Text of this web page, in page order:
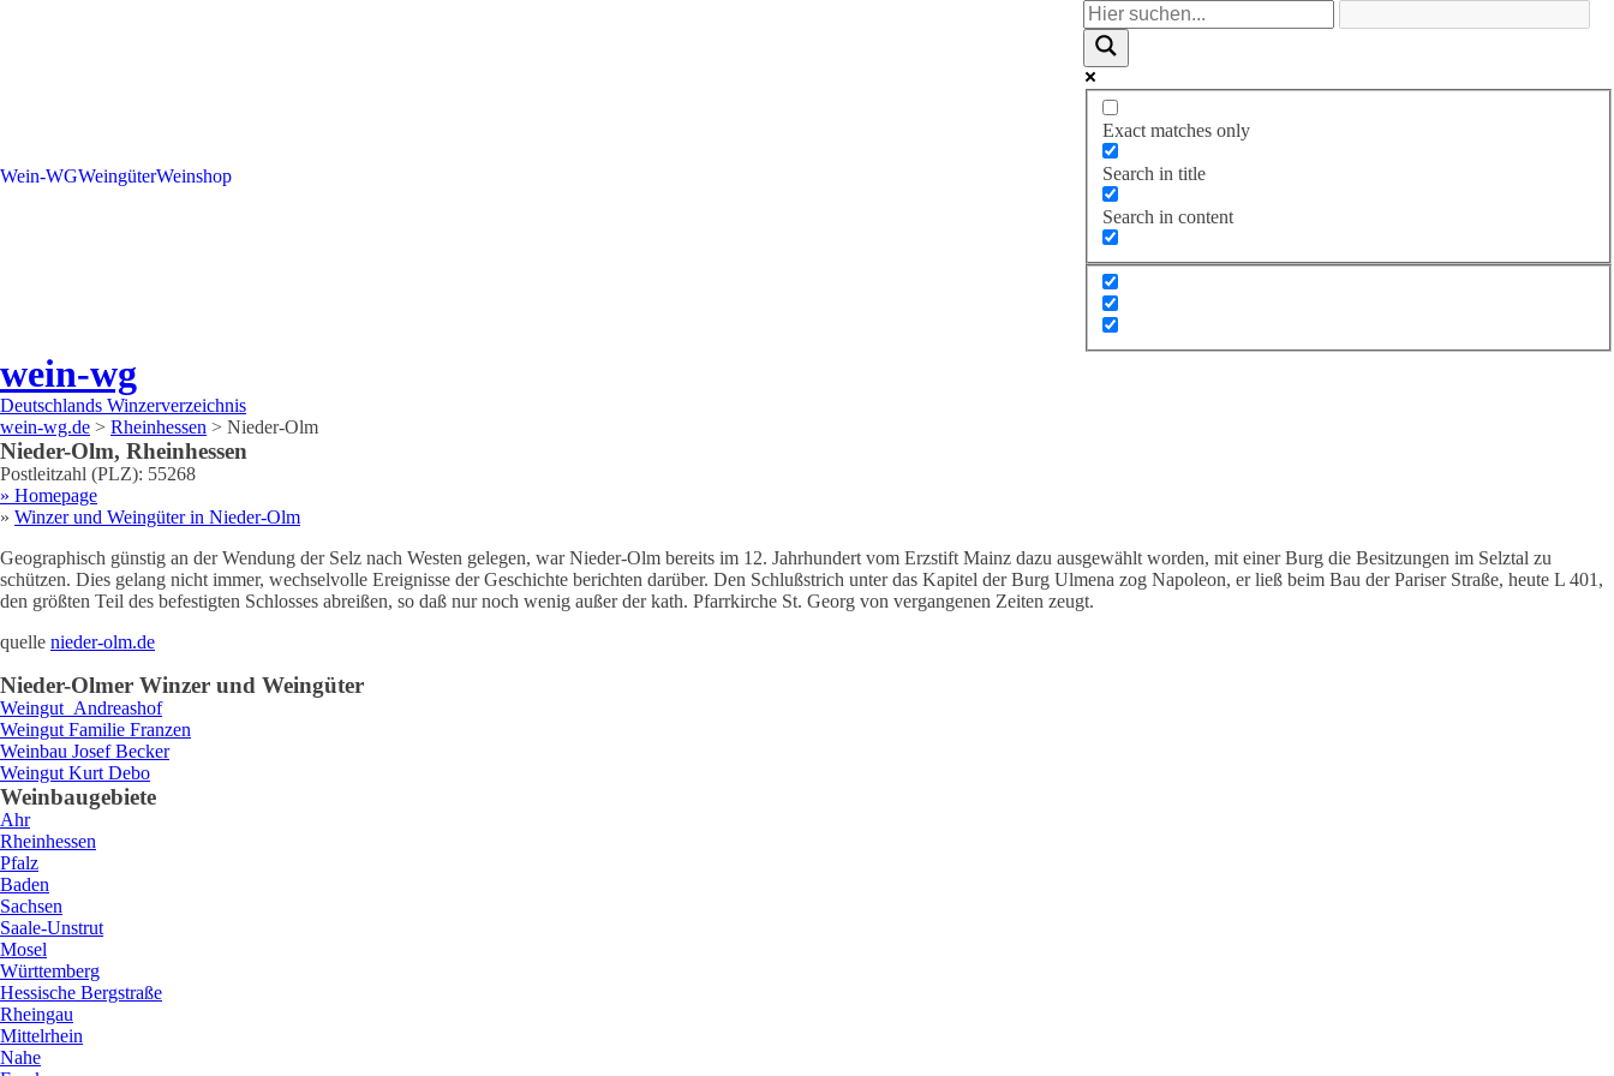
Wein-WGWeingüterWeinshop
Exact matches only
Search in title
Search in content
wein-wg
Deutschlands Winzerverzeichnis
wein-wg.de > Rheinhessen > Nieder-Olm
Nieder-Olm, Rheinhessen
Postleitzahl (PLZ): 55268
» Homepage
» Winzer und Weingüter in Nieder-Olm
Geographisch günstig an der Wendung der Selz nach Westen gelegen, war Nieder-Olm bereits im 12. Jahrhundert vom Erzstift Mainz dazu ausgewählt worden, mit einer Burg die Besitzungen im Selztal zu
schützen. Dies gelang nicht immer, wechselvolle Ereignisse der Geschichte berichten darüber. Den Schlußstrich unter das Kapitel der Burg Ulmena zog Napoleon, er ließ beim Bau der Pariser Straße, heute L 401,
den größten Teil des befestigten Schlosses abreißen, so daß nur noch wenig außer der kath. Pfarrkirche St. Georg von vergangenen Zeiten zeugt.
quelle nieder-olm.de
Nieder-Olmer Winzer und Weingüter
Weingut Andreashof
Weingut Familie Franzen
Weinbau Josef Becker
Weingut Kurt Debo
Weinbaugebiete
Ahr
Rheinhessen
Pfalz
Baden
Sachsen
Saale-Unstrut
Mosel
Württemberg
Hessische Bergstraße
Rheingau
Mittelrhein
Nahe